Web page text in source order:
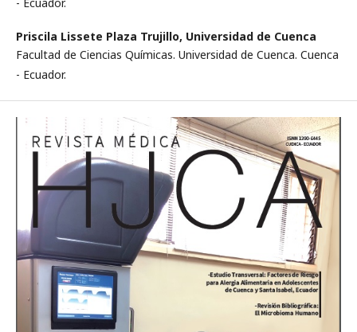
Priscila Lissete Plaza Trujillo, Universidad de Cuenca
Facultad de Ciencias Químicas. Universidad de Cuenca. Cuenca
- Ecuador.